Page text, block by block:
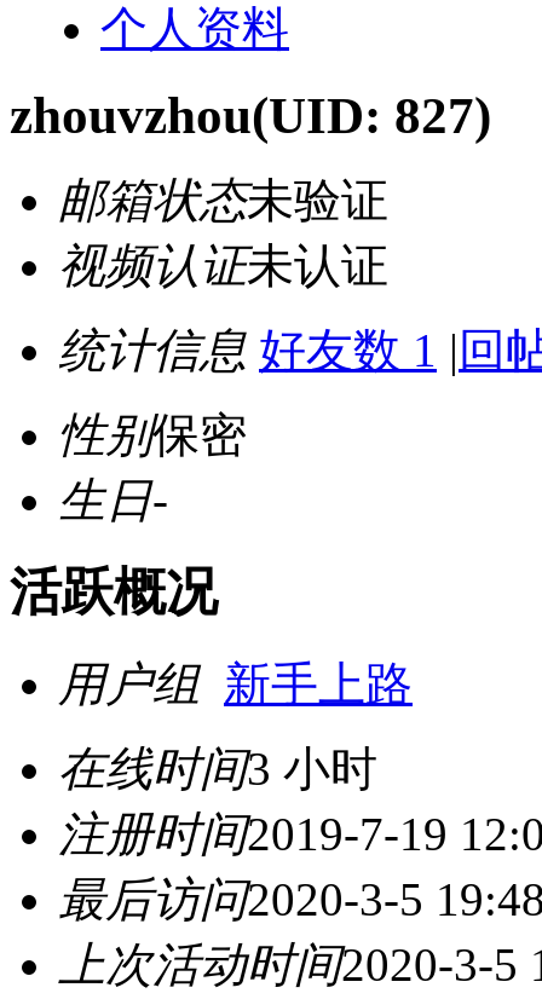
个人资料
zhouvzhou(UID: 827)
邮箱状态未验证
视频认证未认证
统计信息 好友数 1 | 回
性别保密
生日-
活跃概况
用户组 新手上路
在线时间3 小时
注册时间2019-7-19
最后访问2020-3-5
上次活动时间2020-3-5